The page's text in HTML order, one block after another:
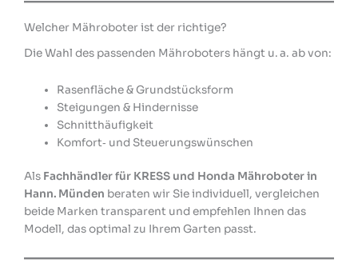
Welcher Mähroboter ist der richtige?
Die Wahl des passenden Mähroboters hängt u. a. ab von:
Rasenfläche & Grundstücksform
Steigungen & Hindernisse
Schnitthäufigkeit
Komfort‑ und Steuerungswünschen
Als Fachhändler für KRESS und Honda Mähroboter in
Hann. Münden beraten wir Sie individuell, vergleichen
beide Marken transparent und empfehlen Ihnen das
Modell, das optimal zu Ihrem Garten passt.